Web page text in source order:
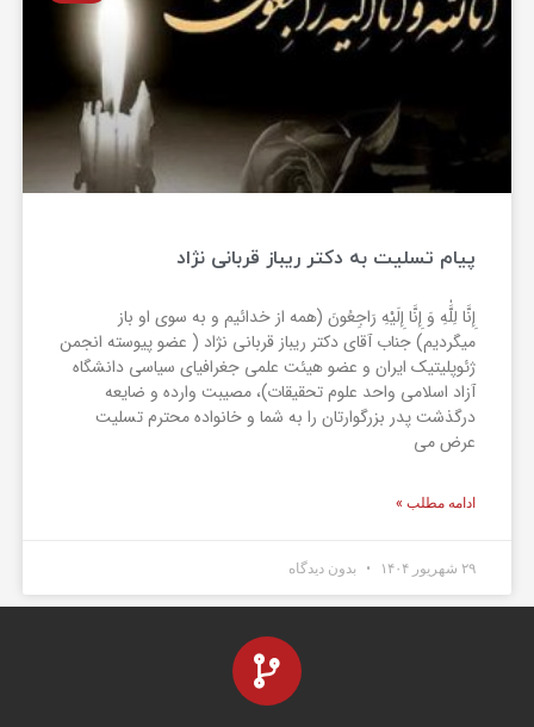
پیام تسلیت به دکتر ریباز قربانی نژاد
إِنَّا لِلَّٰهِ وَ إِنَّا إِلَيْهِ رَاجِعُونَ (همه از خدائیم و به سوی او باز
میگردیم) جناب آقای دکتر ریباز قربانی نژاد ( عضو پیوسته انجمن
ژئوپلیتیک ایران و عضو هیئت علمی جغرافیای سیاسی دانشگاه
آزاد اسلامی واحد علوم تحقیقات)، مصیبت وارده و ضایعه
درگذشت پدر بزرگوارتان را به شما و خانواده محترم تسلیت
عرض می
ادامه مطلب »
۲۹ شهریور ۱۴۰۴ بدون دیدگاه